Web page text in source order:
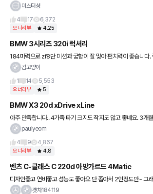
한번 가져보고 싶지 않으신가요? ,안전운전맨인 저에겐 충분한 성능
미스터셩
4
17 6,372
오너리뷰 4.25
BMW 3시리즈 320i 럭셔리
184마력으로 zf8단 미션과 궁합이 잘 맞아 펀치력이 좋습니다.
리 트림이라 msp 보다 승차감은 부드럽습니다. ,럭셔리트림으로
김고양이
1
14 5,553
오너리뷰 5
BMW X3 20d xDrive xLine
아주 만족합니다.. 4가족 타기 크지도 작지도 않고 좋네요. 3개
운행중이며 총 연비 16km 나오네요 ,스포츠 모드로 안달리네요..
paulyeom
4
9 4,867
오너리뷰 4.8
벤츠 C-클래스 C 220d 아방가르드 4Matic
디자인좋고 연비좋고 성능도 좋아요 단 좁아서 2인정도만~ 그
만족하는 차입니다 ,bmw 520d보다 가볍고 재미있습니다 ,개인
겟차184119